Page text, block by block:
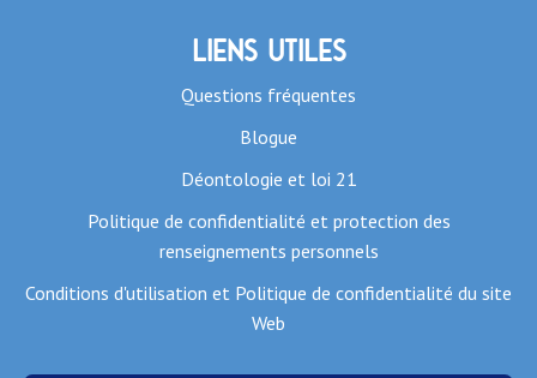
Liens utiles
Questions fréquentes
Blogue
Déontologie et loi 21
Politique de confidentialité et protection des
renseignements personnels
Conditions d'utilisation et Politique de confidentialité du site
Web